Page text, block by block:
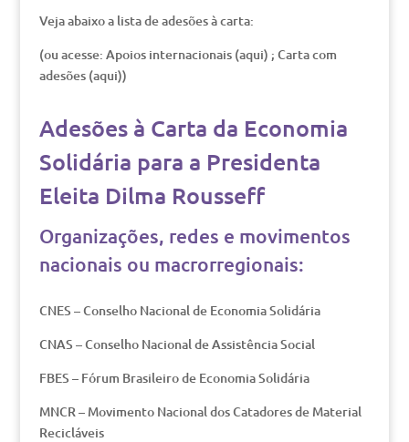
Veja abaixo a lista de adesões à carta:
(ou acesse: Apoios internacionais (aqui) ; Carta com
adesões (aqui))
Adesões à Carta da Economia
Solidária para a Presidenta
Eleita Dilma Rousseff
Organizações, redes e movimentos
nacionais ou macrorregionais:
CNES – Conselho Nacional de Economia Solidária
CNAS – Conselho Nacional de Assistência Social
FBES – Fórum Brasileiro de Economia Solidária
MNCR – Movimento Nacional dos Catadores de Material
Recicláveis